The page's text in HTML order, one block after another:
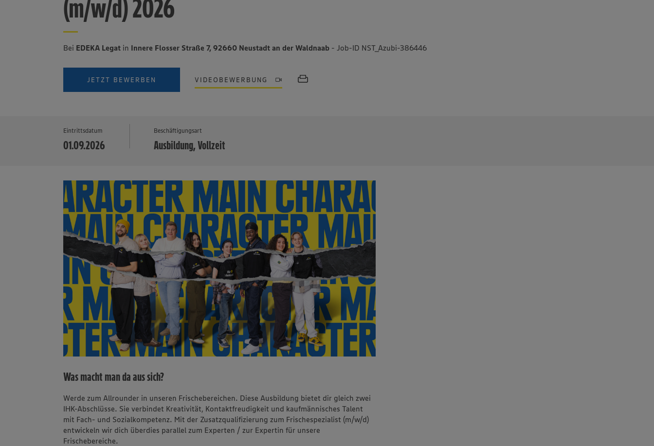
(m/w/d) 2026
Bei EDEKA Legat in Innere Flosser Straße 7, 92660 Neustadt an der Waldnaab - Job-ID NST_Azubi-386446
JETZT BEWERBEN VIDEOBEWERBUNG
Eintrittsdatum
01.09.2026
Beschäftigungsart
Ausbildung, Vollzeit
Was macht man da aus sich?
Werde zum Allrounder in unseren Frischebereichen. Diese Ausbildung bietet dir gleich zwei
IHK-Abschlüsse. Sie verbindet Kreativität, Kontaktfreudigkeit und kaufmännisches Talent
mit Fach- und Sozialkompetenz. Mit der Zusatzqualifizierung zum Frischespezialist (m/w/d)
entwickeln wir dich überdies parallel zum Experten / zur Expertin für unsere
Frischebereiche.